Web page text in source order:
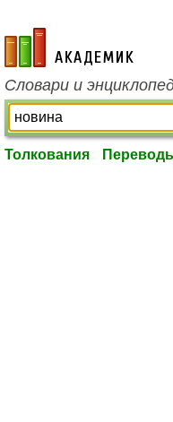
academic.ru
Словари и
Толкования